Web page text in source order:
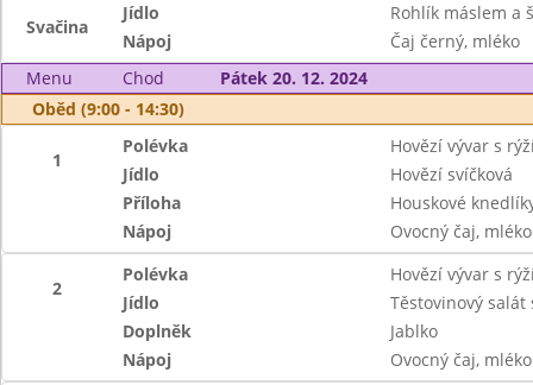
Svačina
Jídlo
Rohlík máslem a
Nápoj
Čaj černý, mléko
Menu
Chod
Pátek 20. 12. 2024
Oběd (9:00 - 14:30)
1
Polévka
Hovězí vývar s
Jídlo
Hovězí svíčková
Příloha
Houskové
Nápoj
Ovocný čaj, mléko
2
Polévka
Hovězí vývar s
Jídlo
Těstovinový salát
Doplněk
Jablko
Nápoj
Ovocný čaj, mléko